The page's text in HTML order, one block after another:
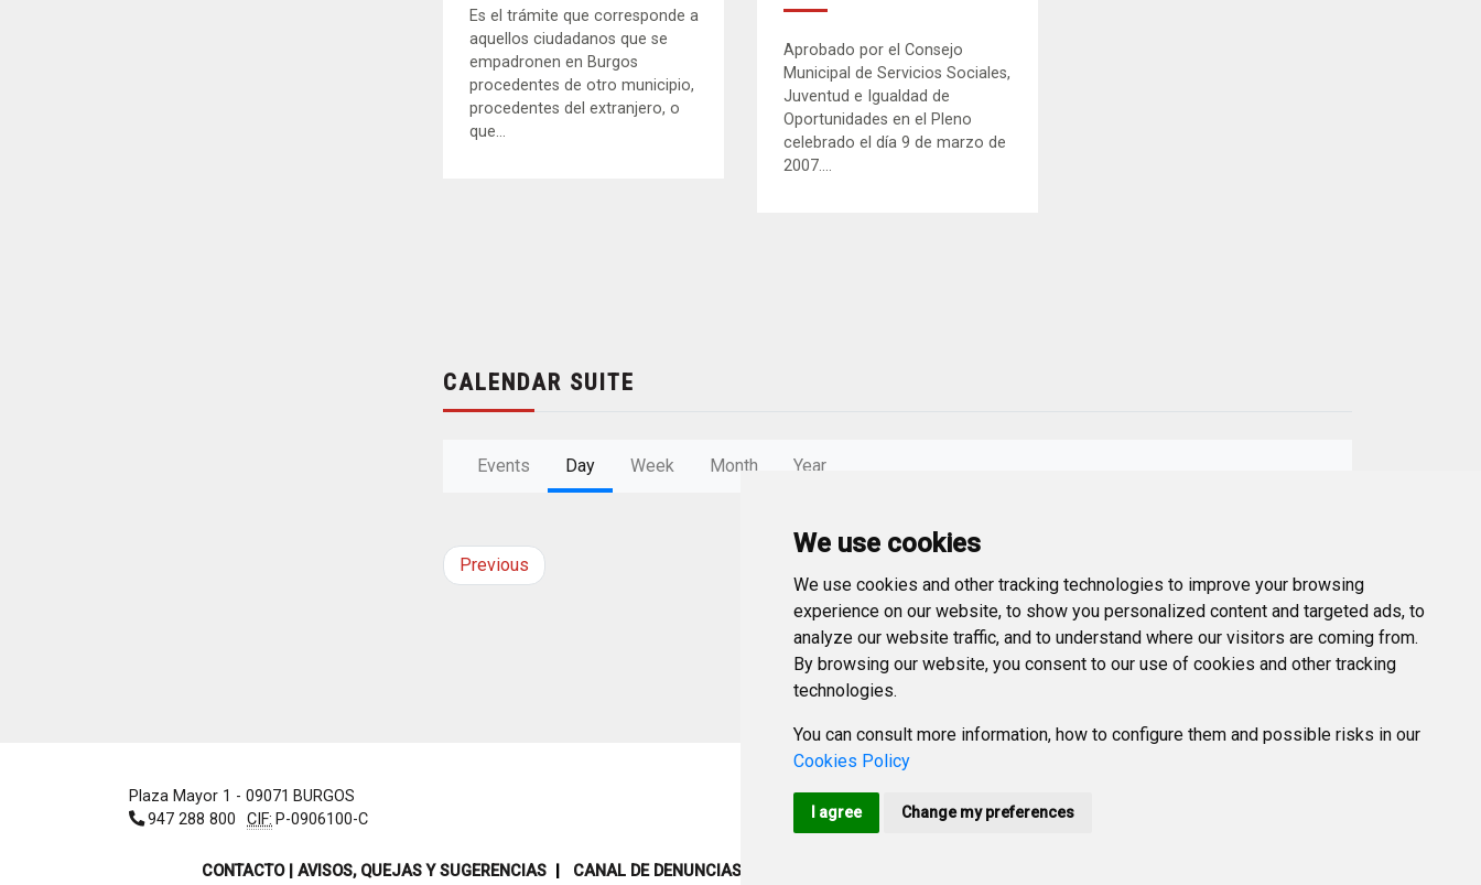
We use cookies
We use cookies and other tracking technologies to improve your browsing
experience on our website, to show you personalized content and targeted ads, to
analyze our website traffic, and to understand where our visitors are coming from.
By browsing our website, you consent to our use of cookies and other tracking
technologies.
You can consult more information, how to configure them and possible risks in our
Cookies Policy
I agree Change my preferences
Es el trámite que corresponde a
aquellos ciudadanos que se
empadronen en Burgos
procedentes de otro municipio,
procedentes del extranjero, o
que...
Aprobado por el Consejo
Municipal de Servicios Sociales,
Juventud e Igualdad de
Oportunidades en el Pleno
celebrado el día 9 de marzo de
2007....
CALENDAR SUITE
Events Day Week Month Year
Previous
Plaza Mayor 1 - 09071 BURGOS
947 288 800
CIF: P-0906100-C
CONTACTO | AVISOS, QUEJAS Y SUGERENCIAS CANAL DE DENUNCIAS